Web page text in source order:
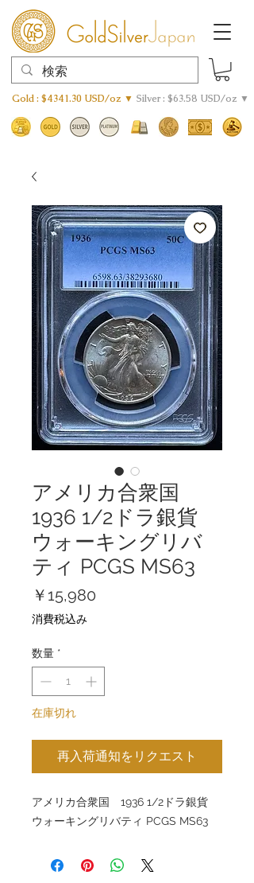
Gold : $4341.30 USD/oz ▼ Silver : $63.58 USD/oz ▼
アメリカ合衆国
1936 1/2ドラ銀貨
ウォーキングリバ
ティ PCGS MS63
￥15,980
消費税込み
数量 *
在庫切れ
再入荷通知をリクエスト
アメリカ合衆国 1936 1/2ドラ銀貨
ウォーキングリバティ PCGS MS63